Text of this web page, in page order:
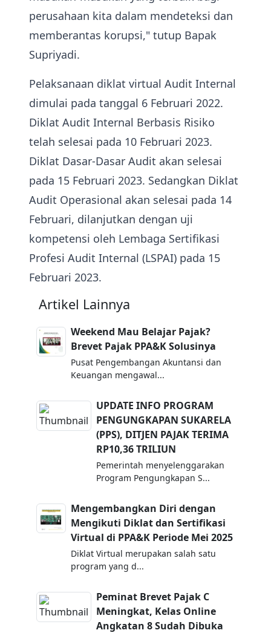
perusahaan kita dalam mendeteksi dan
memberantas korupsi," tutup Bapak
Supriyadi.
Pelaksanaan diklat virtual Audit Internal
dimulai pada tanggal 6 Februari 2022.
Diklat Audit Internal Berbasis Risiko
telah selesai pada 10 Februari 2023.
Diklat Dasar-Dasar Audit akan selesai
pada 15 Februari 2023. Sedangkan Diklat
Audit Operasional akan selesai pada 14
Februari, dilanjutkan dengan uji
kompetensi oleh Lembaga Sertifikasi
Profesi Audit Internal (LSPAI) pada 15
Februari 2023.
Artikel Lainnya
Weekend Mau Belajar Pajak?
Brevet Pajak PPA&K Solusinya
Pusat Pengembangan Akuntansi dan
Keuangan mengawal...
UPDATE INFO PROGRAM
PENGUNGKAPAN SUKARELA
(PPS), DITJEN PAJAK TERIMA
RP10,36 TRILIUN
Pemerintah menyelenggarakan
Program Pengungkapan S...
Mengembangkan Diri dengan
Mengikuti Diklat dan Sertifikasi
Virtual di PPA&K Periode Mei 2025
Diklat Virtual merupakan salah satu
program yang d...
Peminat Brevet Pajak C
Meningkat, Kelas Online
Angkatan 8 Sudah Dibuka